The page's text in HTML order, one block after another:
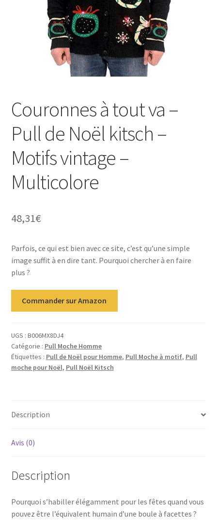
Couronnes à tout va –
Pull de Noël kitsch –
Motifs vintage –
Multicolore
48,31€
Parfois, ce qui est bien avec ce site, c’est qu’une simple
image suffit à en dire tant. Pourquoi chercher à en faire
plus ?
Commander sur Amazon
UGS : B006MX8DJ4
Catégorie : Pull Moche Homme
Étiquettes : Pull de Noël pour Homme, Pull Moche à motif, Pull
moche pour Noël, Pull Noël Kitsch
Description
Avis (0)
Description
Pourquoi s’habiller élégamment pour les fêtes quand vous
pouvez être l’équivalent humain d’une boule à facettes ?